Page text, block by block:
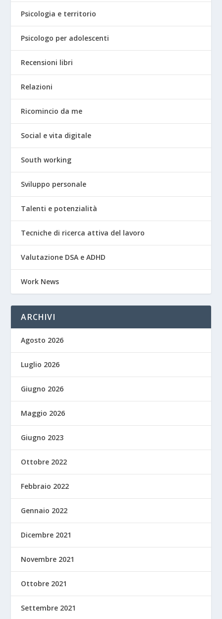
Psicologia e territorio
Psicologo per adolescenti
Recensioni libri
Relazioni
Ricomincio da me
Social e vita digitale
South working
Sviluppo personale
Talenti e potenzialità
Tecniche di ricerca attiva del lavoro
Valutazione DSA e ADHD
Work News
ARCHIVI
Agosto 2026
Luglio 2026
Giugno 2026
Maggio 2026
Giugno 2023
Ottobre 2022
Febbraio 2022
Gennaio 2022
Dicembre 2021
Novembre 2021
Ottobre 2021
Settembre 2021